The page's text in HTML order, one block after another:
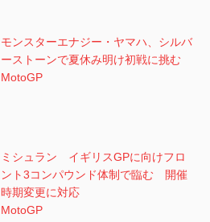
モンスターエナジー・ヤマハ、シルバ
ーストーンで夏休み明け初戦に挑む
MotoGP
ミシュラン イギリスGPに向けフロ
ント3コンパウンド体制で臨む 開催
時期変更に対応
MotoGP